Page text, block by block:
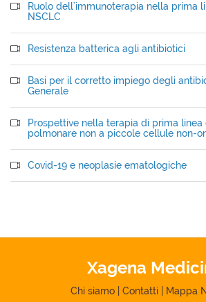
Ruolo dell'immunoterapia nella prima
NSCLC
Resistenza batterica agli antibiotici
Basi per il corretto impiego degli
Generale
Prospettive nella terapia di prima
polmonare non a piccole cellule non-
Covid-19 e neoplasie ematologiche
Xagena
Chi siamo Contatti Mappa